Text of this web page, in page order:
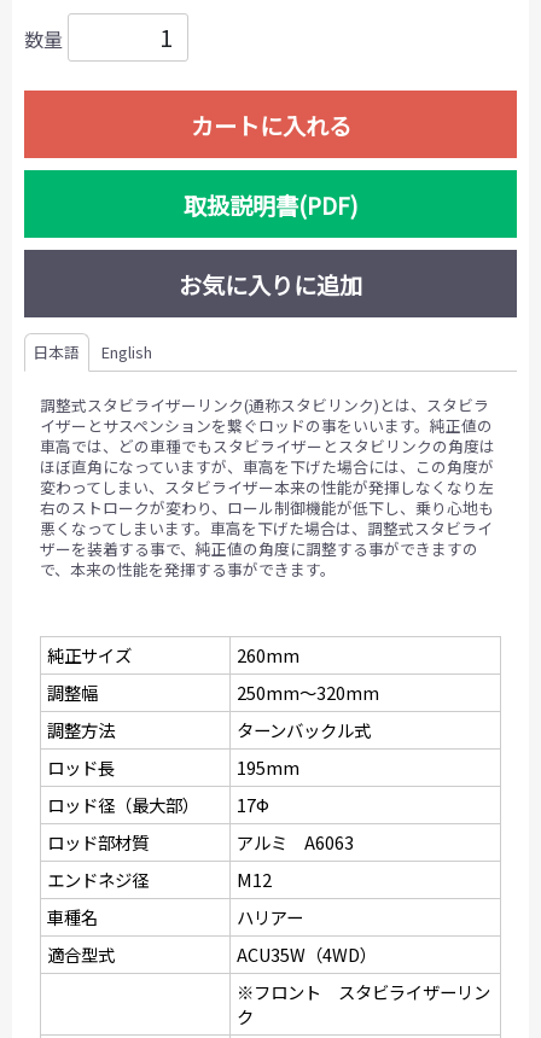
数量
カートに入れる
取扱説明書(PDF)
お気に入りに追加
日本語 English
調整式スタビライザーリンク(通称スタビリンク)とは、スタビラ
イザーとサスペンションを繋ぐロッドの事をいいます。純正値の
車高では、どの車種でもスタビライザーとスタビリンクの角度は
ほぼ直角になっていますが、車高を下げた場合には、この角度が
変わってしまい、スタビライザー本来の性能が発揮しなくなり左
右のストロークが変わり、ロール制御機能が低下し、乗り心地も
悪くなってしまいます。車高を下げた場合は、調整式スタビライ
ザーを装着する事で、純正値の角度に調整する事ができますの
で、本来の性能を発揮する事ができます。
純正サイズ
260mm
調整幅
250mm〜320mm
調整方法
ターンバックル式
ロッド長
195mm
ロッド径（最大部）
17Ф
ロッド部材質
アルミ A6063
エンドネジ径
M12
車種名
ハリアー
適合型式
ACU35W（4WD）
※フロント スタビライザーリン
ク